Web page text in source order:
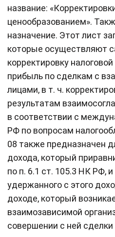
название:
ценообразованием».
назначение. Этот лист
которые осуществляют
корректировку
прибыль по сделкам с
лицами, в т. ч.
результатам
в соответствии с
РФ по вопросам
08 также предназначен
дохода, который
по п. 6.1 ст. 105.3 НК РФ,
удержанного с этого
доходе, который
взаимозависимой
совершении с ней сделки